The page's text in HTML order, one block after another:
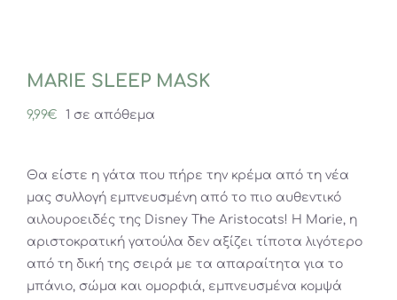
MARIE SLEEP MASK
9,99€ 1 σε απόθεμα
Θα είστε η γάτα που πήρε την κρέμα από τη νέα
μας συλλογή εμπνευσμένη από το πιο αυθεντικό
αιλουροειδές της Disney The Aristocats! Η Marie, η
αριστοκρατική γατούλα δεν αξίζει τίποτα λιγότερο
από τη δική της σειρά με τα απαραίτητα για το
μπάνιο, σώμα και ομορφιά, εμπνευσμένα κομψά